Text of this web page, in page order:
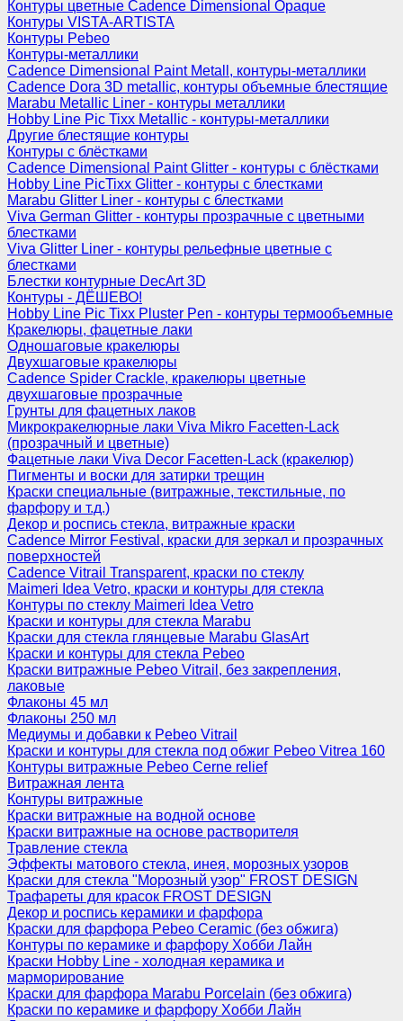
Контуры цветные Cadence Dimensional Opaque
Контуры VISTA-ARTISTA
Контуры Pebeo
Контуры-металлики
Cadence Dimensional Paint Metall, контуры-металлики
Cadence Dora 3D metallic, контуры объемные блестящие
Marabu Metallic Liner - контуры металлики
Hobby Line Pic Tixx Metallic - контуры-металлики
Другие блестящие контуры
Контуры с блёстками
Cadence Dimensional Paint Glitter - контуры с блёстками
Hobby Line PicTixx Glitter - контуры с блестками
Marabu Glitter Liner - контуры с блестками
Viva German Glitter - контуры прозрачные с цветными
блестками
Viva Glitter Liner - контуры рельефные цветные с
блестками
Блестки контурные DecArt 3D
Контуры - ДЁШЕВО!
Hobby Line Pic Tixx Pluster Pen - контуры термообъемные
Кракелюры, фацетные лаки
Одношаговые кракелюры
Двухшаговые кракелюры
Cadence Spider Crackle, кракелюры цветные
двухшаговые прозрачные
Грунты для фацетных лаков
Микрокракелюрные лаки Viva Mikro Facetten-Lack
(прозрачный и цветные)
Фацетные лаки Viva Decor Facetten-Lack (кракелюр)
Пигменты и воски для затирки трещин
Краски специальные (витражные, текстильные, по
фарфору и т.д.)
Декор и роспись стекла, витражные краски
Cadence Mirror Festival, краски для зеркал и прозрачных
поверхностей
Cadence Vitrail Transparent, краски по стеклу
Maimeri Idea Vetro, краски и контуры для стекла
Контуры по стеклу Maimeri Idea Vetro
Краски и контуры для стекла Marabu
Краски для стекла глянцевые Marabu GlasArt
Краски и контуры для стекла Pebeo
Краски витражные Pebeo Vitrail, без закрепления,
лаковые
Флаконы 45 мл
Флаконы 250 мл
Медиумы и добавки к Pebeo Vitrail
Краски и контуры для стекла под обжиг Pebeo Vitrea 160
Контуры витражные Pebeo Cerne relief
Витражная лента
Контуры витражные
Краски витражные на водной основе
Краски витражные на основе растворителя
Травление стекла
Эффекты матового стекла, инея, морозных узоров
Краски для стекла "Морозный узор" FROST DESIGN
Трафареты для красок FROST DESIGN
Декор и роспись керамики и фарфора
Краски для фарфора Pebeo Ceramic (без обжига)
Контуры по керамике и фарфору Хобби Лайн
Краски Hobby Line - холодная керамика и
марморирование
Краски для фарфора Marabu Porcelain (без обжига)
Краски по керамике и фарфору Хобби Лайн